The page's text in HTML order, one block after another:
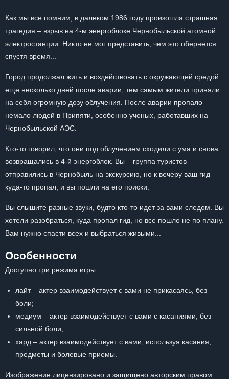
Как мы все помним, в далеком 1986 году произошла страшная
трагедия – взрыв на 4-м энергоблоке Чернобыльской атомной
электростанции. Никто не мог представить, чем это обернется
спустя время...
Город продолжал жить и воздействовать с окружающей средой
еще несколько дней после аварии, тем самым жители приняли
на себя огромную дозу облучения. После аварии пропало
немало людей в Припяти, особенно ученых, работавших на
Чернобыльской АЭС.
Кто-то говорил, что они под облучением сходили с ума и снова
возвращались в 4-й энергоблок. Вы – группа туристов
отправились в Чернобыль на экскурсию, но к вечеру ваш гид
куда-то пропал, и вы пошли на его поиски.
Вы слышите разные звуки, будто кто-то идет за вами следом. Вы
хотели разобраться, куда пропал гид, но все пошло не по плану.
Вам нужно спасти всех и выбраться живыми...
Особенности
Доступно три режима игры:
лайт – актер взаимодействует с вами не прикасаясь, без
боли;
медиум – актер взаимодействует с вами с касаниями, без
сильной боли;
хард – актер взаимодействует с вами, используя касания,
предметы и болевые приемы.
Изображение лицензировано и защищено авторским правом.